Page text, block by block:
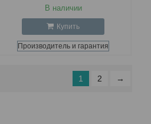
В наличии
Купить
Производитель и гарантия
1 2 →